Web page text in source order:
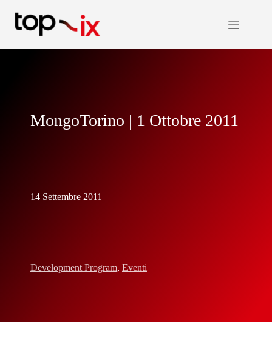
contenuto
MongoTorino | 1 Ottobre 2011
14 Settembre 2011
Development Program, Eventi